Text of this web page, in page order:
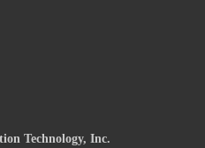
Technology, Inc.